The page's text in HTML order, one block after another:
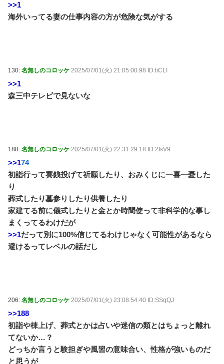
(8/7 17:09)
>>1
海外いってる妻の仕事内容の方が危険な気がする
130: 名無しのコロッケ 2025/07/01(火) 21:05:00.98 ID:tiCLI
>>1
森三中テレビで見ないな
188: 名無しのコロッケ 2025/07/01(火) 22:31:29.18 ID:2IsV9
>>174
初詣行って賽銭投げて祈願したり、おみくじに一喜一憂した
り
葬式したり墓参りしたり供養したり
家建てる前に儀式したりと金とか時間使って非科学的な事し
まくってるわけだが
>>1だって別に100%信じてるわけじゃなく可能性があるなら
避けるってレベルの話だし
206: 名無しのコロッケ 2025/07/01(火) 23:08:54.40 ID:SSqQJ
>>188
初詣や棟上げ、葬式とかは占いや迷信の類とはちょっと離れ
てないか…？
どっちか言うと験担ぎや風習の意味合い、性格が強いものだ
と思うが